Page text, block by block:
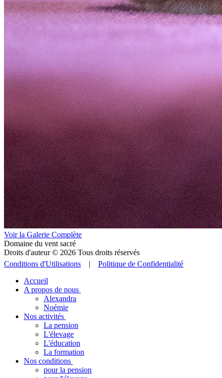
Voir la Galerie Complète
Domaine du vent sacré
Droits d'auteur © 2026 Tous droits réservés
Conditions d'Utilisations | Politique de Confidentialité
Accueil
A propos de nous
Alexandra
Noémie
Nos activités
La pension
L'élevage
L'éducation
La formation
Nos conditions
pour la pension